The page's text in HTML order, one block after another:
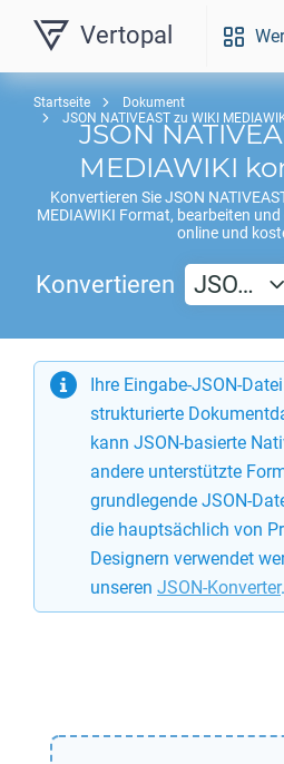
Vertopal
Startseite
Dokument
JSON NATIVEAST zu WIKI
JSON
MEDIAWIKI
Konvertieren SieJSON
MEDIAWIKI Format, bearbeiten
online und
Konvertieren JSO…
Ihre Eingabe-JSON-
strukturierte
kann JSON-basierte
andere unterstützte
grundlegende JSON-
die hauptsächlich von
Designern verwendet
unseren JSON-Konverter.